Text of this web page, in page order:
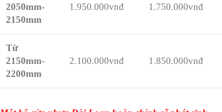
2050mm-
2150mm
1.950.000vnđ 1.750.000vnđ
Từ
2150mm-
2200mm
2.100.000vnđ 1.850.000vnđ